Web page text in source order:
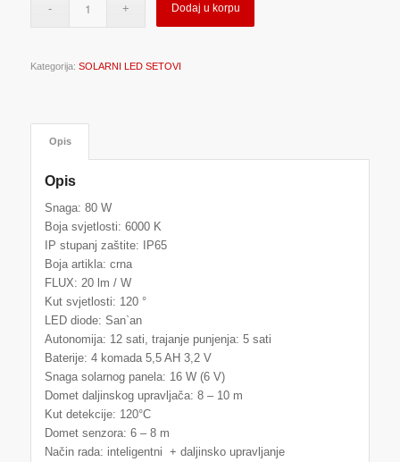
Dodaj u korpu
Kategorija: SOLARNI LED SETOVI
Opis
Opis
Snaga: 80 W
Boja svjetlosti: 6000 K
IP stupanj zaštite: IP65
Boja artikla: crna
FLUX: 20 lm / W
Kut svjetlosti: 120 °
LED diode: San`an
Autonomija: 12 sati, trajanje punjenja: 5 sati
Baterije: 4 komada 5,5 AH 3,2 V
Snaga solarnog panela: 16 W (6 V)
Domet daljinskog upravljača: 8 – 10 m
Kut detekcije: 120°C
Domet senzora: 6 – 8 m
Način rada: inteligentni + daljinsko upravljanje